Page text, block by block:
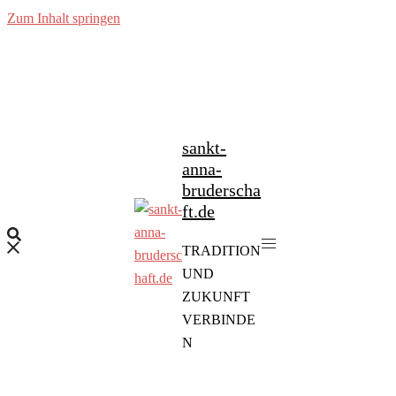
Zum Inhalt springen
sankt-
anna-
bruderscha
ft.de
TRADITION
UND
ZUKUNFT
VERBINDE
N